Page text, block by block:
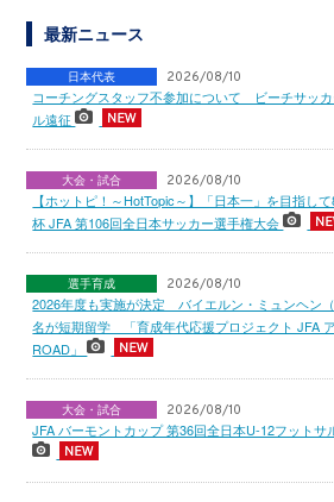
最新ニュース
日本代表 2026/08/10
コーチングスタッフ不参加について ビーチサッ
ル遠征
大会・試合 2026/08/10
【ホットピ！～HotTopic～】「日本一」を目指し
杯 JFA 第106回全日本サッカー選手権大会
選手育成 2026/08/10
2026年度も実施が決定 バイエルン・ミュンヘン
名が短期留学 「育成年代応援プロジェクト JFA
ROAD」
大会・試合 2026/08/10
JFA バーモントカップ 第36回全日本U-12フットサ